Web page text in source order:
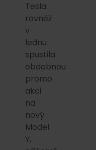
Tesla
rovněž
v
lednu
spustila
obdobnou
promo
akci
na
nový
Model
Y,